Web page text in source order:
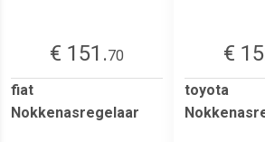
€ 151.70
fiat
Nokkenasregelaar
€
toyota